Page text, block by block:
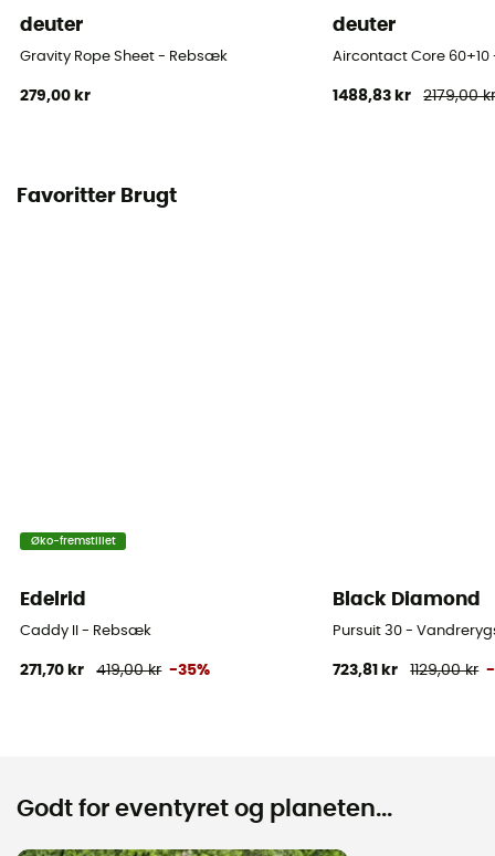
deuter
Gravity Rope Sheet - Rebsæk
279,00 kr
deuter
Aircontact Core
1488,83 kr 2179,00
Favoritter Brugt
Øko-fremstillet
Edelrid
Caddy II - Rebsæk
271,70 kr 419,00 kr -35%
Black Diamond
Pursuit 30 -
723,81 kr 1129,00 kr -
Godt for eventyret og planeten...